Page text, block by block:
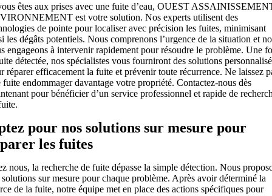
êtes aux prises avec une fuite d’eau, OUEST
est votre solution. Nos experts utilisent des
de pointe pour localiser avec précision les fuites, minimisant
les dégâts potentiels. Nous comprenons l’urgence de la situation et
engageons à intervenir rapidement pour résoudre le problème. Une
détectée, nos spécialistes vous fourniront des solutions
réparer efficacement la fuite et prévenir toute récurrence. Ne laissez
fuite endommager davantage votre propriété. Contactez-nous dès
pour bénéficier d’un service professionnel et rapide de
pour nos solutions sur mesure pour
les fuites
nous, la recherche de fuite dépasse la simple détection. Nous
solutions sur mesure pour chaque problème. Après avoir déterminé la
de la fuite, notre équipe met en place des actions spécifiques pour